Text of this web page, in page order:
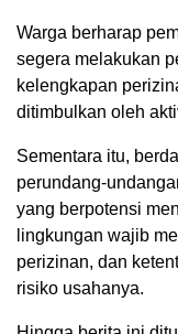
Warga berharap
segera melakukan
kelengkapan
ditimbulkan oleh
Sementara itu,
perundang-
yang berpotensi
lingkungan wajib
perizinan, dan
risiko usahanya.